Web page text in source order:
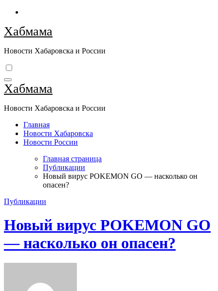
Перейти
содержимому
Хабмама
Новости Хабаровска и России
Хабмама
Новости Хабаровска и России
Главная
Новости Хабаровска
Новости России
Главная страница
Публикации
Новый вирус POKEMON GO — насколько он
опасен?
Публикации
Новый вирус POKEMON GO
— насколько он опасен?